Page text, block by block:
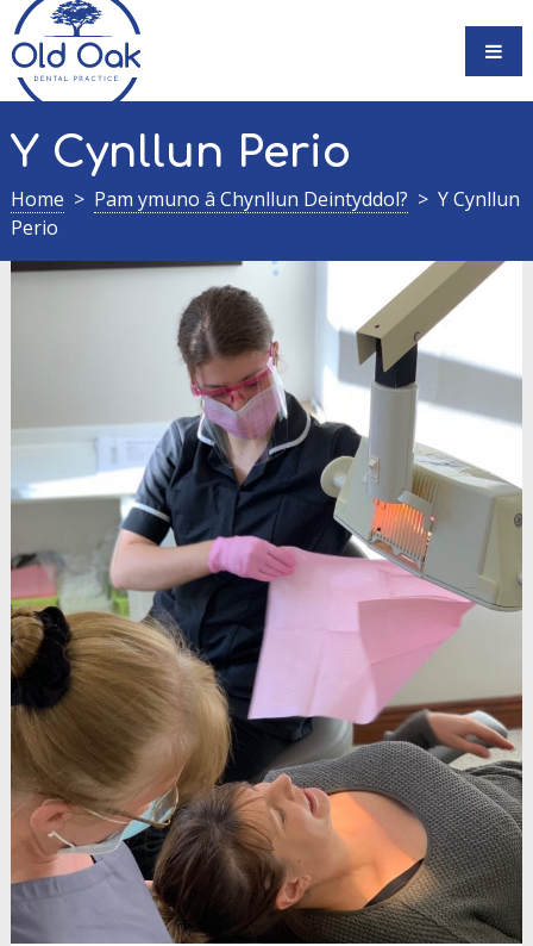
Skip
to
content
Y Cynllun Perio
Home Pam ymuno â Chynllun Deintyddol?
Y Cynllun
Perio